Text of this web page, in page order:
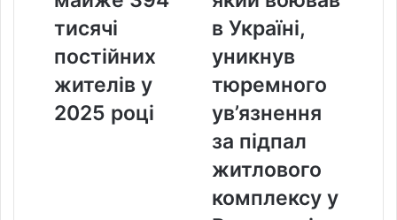
тисячі
постійних
жителів
у
2025
році
тисячі
постійних
жителів у
2025 році
в
Україні,
уникнув
тюремного
ув’язнення
підпал
житлового
у
Ванкувері
в Україні,
уникнув
тюремного
ув’язнення
за підпал
житлового
комплексу у